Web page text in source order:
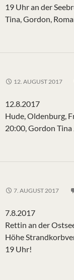
19 Uhr an der
Tina, Gordon,
12. AUGUST 2017
12.8.2017
Hude, Oldenburg,
20:00, Gordon Tina
7. AUGUST 2017
7.8.2017
Rettin an der
Höhe
19 Uhr!